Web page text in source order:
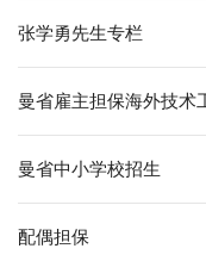
张学勇先生专栏
曼省雇主担保海外技术
曼省中小学校招生
配偶担保